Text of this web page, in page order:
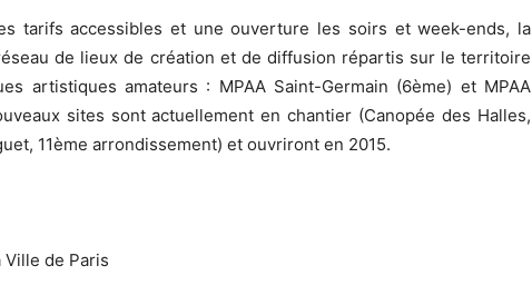
tarifs accessibles et une ouverture les soirs et week-ends, la
de lieux de création et de diffusion répartis sur le territoire
artistiques amateurs : MPAA Saint-Germain (6ème) et MPAA
sites sont actuellement en chantier (Canopée des Halles,
11ème arrondissement) et ouvriront en 2015.
de Paris